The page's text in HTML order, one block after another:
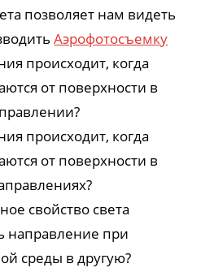
позволяет нам видеть
Аэрофотосъемку
происходит, когда
от поверхности в
происходит, когда
от поверхности в
свойство света
направление при
среды в другую?